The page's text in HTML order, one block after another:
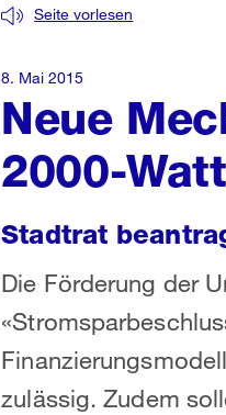
Neue
2000-
Seite vorlesen
Stadtrat
Die Förderung der
zulässig. Zudem
8. Mai 2015